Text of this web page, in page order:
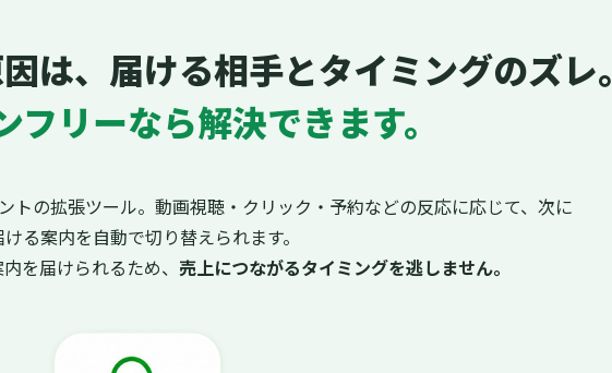
は、届ける相手とタイミングのズレ。
フリーなら解決できます。
トの拡張ツール。動画視聴・クリック・予約などの反応に応じて、次に
ける案内を自動で切り替えられます。
を届けられるため、 売上につながるタイミングを逃しません。